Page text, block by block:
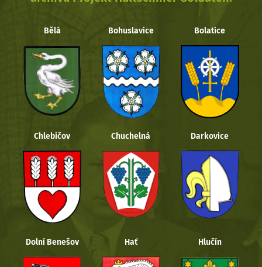
Bělá Bohuslavice Bolatice
Chlebičov Chuchelná Darkovice
Dolní Benešov Hať Hlučín